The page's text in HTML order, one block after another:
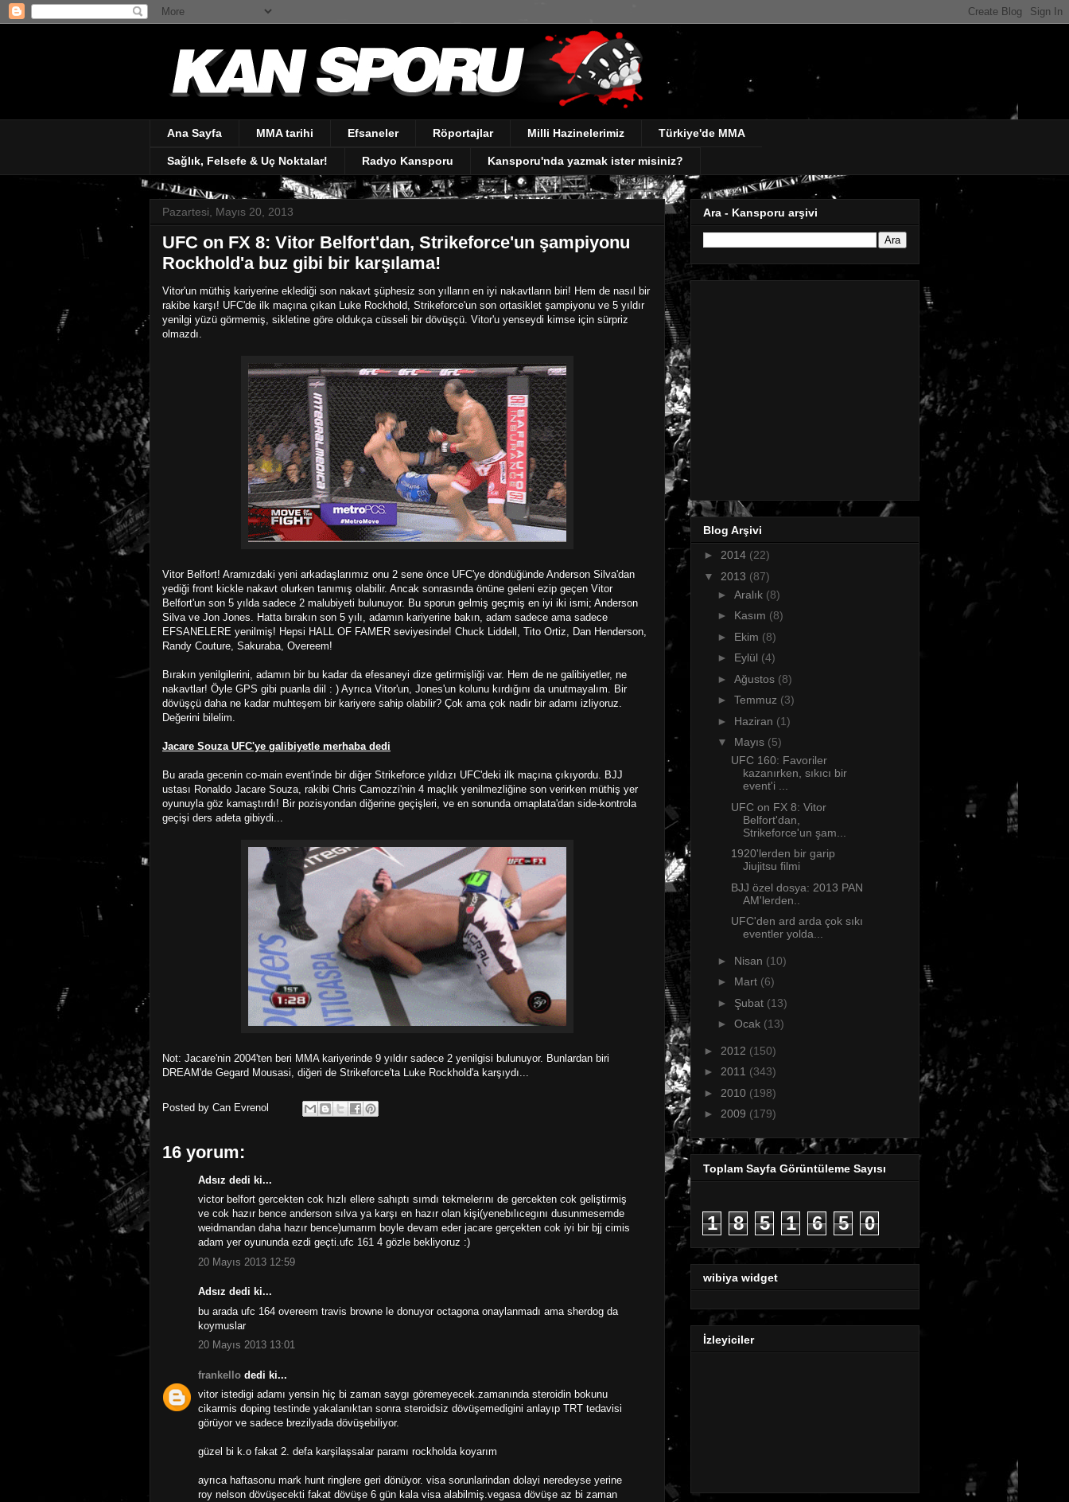
Ana Sayfa MMA tarihi Efsaneler Röportajlar Milli Hazinelerimiz Türkiye'de MMA
Sağlık, Felsefe & Uç Noktalar! Radyo Kansporu Kansporu'nda yazmak ister misiniz?
Pazartesi, Mayıs 20, 2013
UFC on FX 8: Vitor Belfort'dan, Strikeforce'un şampiyonu
Rockhold'a buz gibi bir karşılama!
Vitor'un müthiş kariyerine eklediği son nakavt şüphesiz son yılların en iyi nakavtların biri! Hem de nasıl bir
rakibe karşı! UFC'de ilk maçına çıkan Luke Rockhold, Strikeforce'un son ortasiklet şampiyonu ve 5 yıldır
yenilgi yüzü görmemiş, sikletine göre oldukça cüsseli bir dövüşçü. Vitor'u yenseydi kimse için sürpriz
olmazdı.
Vitor Belfort! Aramızdaki yeni arkadaşlarımız onu 2 sene önce UFC'ye döndüğünde Anderson Silva'dan
yediği front kickle nakavt olurken tanımış olabilir. Ancak sonrasında önüne geleni ezip geçen Vitor
Belfort'un son 5 yılda sadece 2 malubiyeti bulunuyor. Bu sporun gelmiş geçmiş en iyi iki ismi; Anderson
Silva ve Jon Jones. Hatta bırakın son 5 yılı, adamın kariyerine bakın, adam sadece ama sadece
EFSANELERE yenilmiş! Hepsi HALL OF FAMER seviyesinde! Chuck Liddell, Tito Ortiz, Dan Henderson,
Randy Couture, Sakuraba, Overeem!
Bırakın yenilgilerini, adamın bir bu kadar da efesaneyi dize getirmişliği var. Hem de ne galibiyetler, ne
nakavtlar! Öyle GPS gibi puanla diil : ) Ayrıca Vitor'un, Jones'un kolunu kırdığını da unutmayalım. Bir
dövüşçü daha ne kadar muhteşem bir kariyere sahip olabilir? Çok ama çok nadir bir adamı izliyoruz.
Değerini bilelim.
Jacare Souza UFC'ye galibiyetle merhaba dedi
Bu arada gecenin co-main event'inde bir diğer Strikeforce yıldızı UFC'deki ilk maçına çıkıyordu. BJJ
ustası Ronaldo Jacare Souza, rakibi Chris Camozzi'nin 4 maçlık yenilmezliğine son verirken müthiş yer
oyunuyla göz kamaştırdı! Bir pozisyondan diğerine geçişleri, ve en sonunda omaplata'dan side-kontrola
geçişi ders adeta gibiydi...
Not: Jacare'nin 2004'ten beri MMA kariyerinde 9 yıldır sadece 2 yenilgisi bulunuyor. Bunlardan biri
DREAM'de Gegard Mousasi, diğeri de Strikeforce'ta Luke Rockhold'a karşıydı...
Posted by Can Evrenol
16 yorum:
Adsız dedi ki...
victor belfort gercekten cok hızlı ellere sahıptı sımdı tekmelerını de gercekten cok geliştirmiş
ve cok hazır bence anderson sılva ya karşı en hazır olan kişi(yenebılıcegını dusunmesemde
weidmandan daha hazır bence)umarım boyle devam eder jacare gerçekten cok iyi bir bjj cimis
adam yer oyununda ezdi geçti.ufc 161 4 gözle bekliyoruz :)
20 Mayıs 2013 12:59
Adsız dedi ki...
bu arada ufc 164 overeem travis browne le donuyor octagona onaylanmadı ama sherdog da
koymuslar
20 Mayıs 2013 13:01
frankello dedi ki...
vitor istedigi adamı yensin hiç bi zaman saygı göremeyecek.zamanında steroidin bokunu
cikarmis doping testinde yakalanıktan sonra steroidsiz dövüşemedigini anlayıp TRT tedavisi
görüyor ve sadece brezilyada dövüşebiliyor.
güzel bi k.o fakat 2. defa karşilaşsalar paramı rockholda koyarım
ayrıca haftasonu mark hunt ringlere geri dönüyor. visa sorunlarindan dolayi neredeyse yerine
roy nelson dövüşecekti fakat dövüşe 6 gün kala visa alabilmiş.vegasa dövüşe az bi zaman
Ara - Kansporu arşivi
Blog Arşivi
► 2014 (22)
▼ 2013 (87)
► Aralık (8)
► Kasım (8)
► Ekim (8)
► Eylül (4)
► Ağustos (8)
► Temmuz (3)
► Haziran (1)
▼ Mayıs (5)
UFC 160: Favoriler
kazanırken, sıkıcı bir
event'i ...
UFC on FX 8: Vitor
Belfort'dan,
Strikeforce'un şam...
1920'lerden bir garip
Jiujitsu filmi
BJJ özel dosya: 2013 PAN
AM'lerden..
UFC'den ard arda çok sıkı
eventler yolda...
► Nisan (10)
► Mart (6)
► Şubat (13)
► Ocak (13)
► 2012 (150)
► 2011 (343)
► 2010 (198)
► 2009 (179)
Toplam Sayfa Görüntüleme Sayısı
1 8 5 1 6 5 0
wibiya widget
İzleyiciler